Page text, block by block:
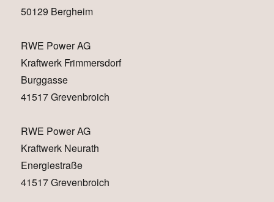
50129 Bergheim
RWE Power AG
Kraftwerk Frimmersdorf
Burggasse
41517 Grevenbroich
RWE Power AG
Kraftwerk Neurath
Energiestraße
41517 Grevenbroich